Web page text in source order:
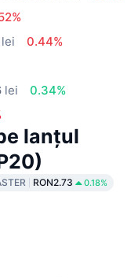
0.44%
lei
0.34%
lanțul
RON2.73 0.18%